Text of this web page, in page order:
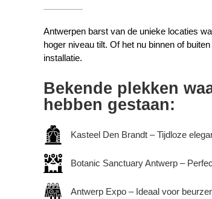
Antwerpen barst van de unieke locaties
hoger niveau tilt. Of het nu binnen of
installatie.
Bekende plekken
hebben gestaan:
Kasteel Den Brandt – Tijdloze
Botanic Sanctuary Antwerp –
Antwerp Expo – Ideaal voor